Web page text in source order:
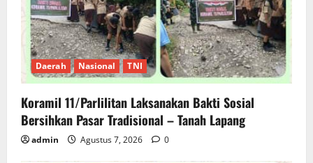
Daerah Nasional TNI
Koramil 11/Parlilitan Laksanakan Bakti Sosial
Bersihkan Pasar Tradisional – Tanah Lapang
admin Agustus 7, 2026 0